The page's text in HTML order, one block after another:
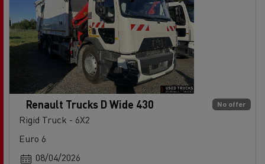
No offer
Renault Trucks D Wide 430
Rigid Truck - 6X2
Euro 6
08/04/2026